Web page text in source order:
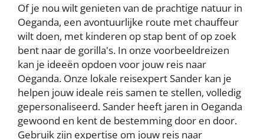
Of je nou wilt genieten van de prachtige natuur in
Oeganda, een avontuurlijke route met chauffeur
wilt doen, met kinderen op stap bent of op zoek
bent naar de gorilla's. In onze voorbeeldreizen
kan je ideeën opdoen voor jouw reis naar
Oeganda. Onze lokale reisexpert Sander kan je
helpen jouw ideale reis samen te stellen, volledig
gepersonaliseerd. Sander heeft jaren in Oeganda
gewoond en kent de bestemming door en door.
Gebruik zijn expertise om jouw reis naar